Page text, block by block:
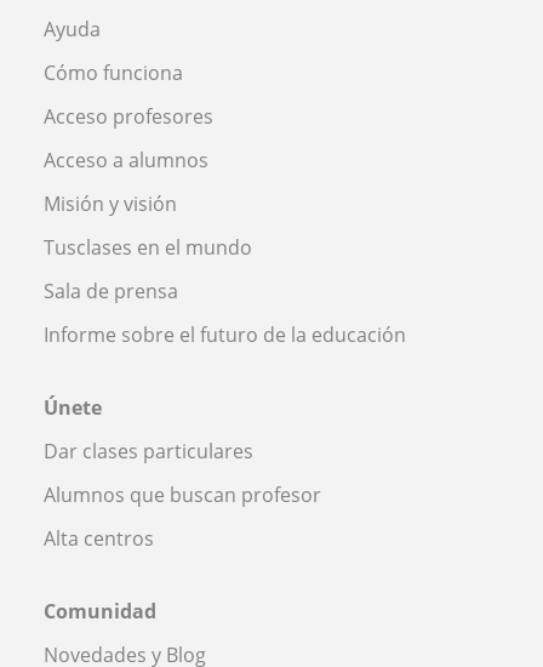
Ayuda
Cómo funciona
Acceso profesores
Acceso a alumnos
Misión y visión
Tusclases en el mundo
Sala de prensa
Informe sobre el futuro de la educación
Únete
Dar clases particulares
Alumnos que buscan profesor
Alta centros
Comunidad
Novedades y Blog